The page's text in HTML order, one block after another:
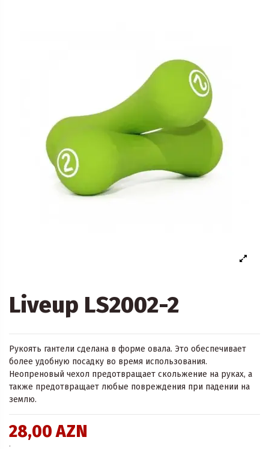
Liveup LS2002-2
Рукоять гантели сделана в форме овала. Это обеспечивает
более удобную посадку во время использования.
Неопреновый чехол предотвращает скольжение на руках, а
также предотвращает любые повреждения при падении на
землю.
28,00 AZN
.